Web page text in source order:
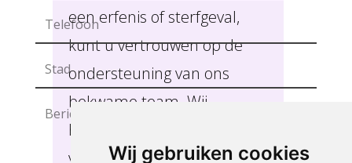
Wij gebruiken cookies
een erfenis of sterfgeval,
kunt u vertrouwen op de
ondersteuning van ons
bekwame team. Wij
hechten veel belang aan uw
verwachtingen om u